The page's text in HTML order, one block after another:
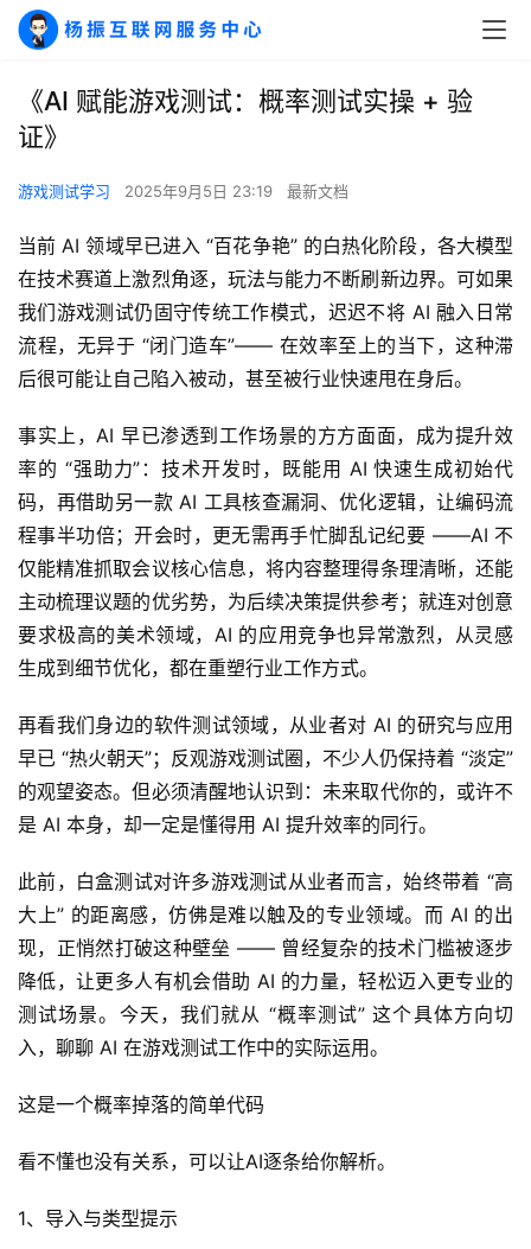
A
实
群
运
《AI 赋能游戏测试：概率测试实操 + 验
证》
游戏测试学习 2025年9月5日 23:19 最新文档
当前 AI 领域早已进入 “百花争艳” 的白热化阶段，各大模型
在技术赛道上激烈角逐，玩法与能力不断刷新边界。可如果
我们游戏测试仍固守传统工作模式，迟迟不将 AI 融入日常
流程，无异于 “闭门造车”—— 在效率至上的当下，这种滞
后很可能让自己陷入被动，甚至被行业快速甩在身后。
事实上，AI 早已渗透到工作场景的方方面面，成为提升效
率的 “强助力”：技术开发时，既能用 AI 快速生成初始代
码，再借助另一款 AI 工具核查漏洞、优化逻辑，让编码流
程事半功倍；开会时，更无需再手忙脚乱记纪要 ——AI 不
仅能精准抓取会议核心信息，将内容整理得条理清晰，还能
主动梳理议题的优劣势，为后续决策提供参考；就连对创意
要求极高的美术领域，AI 的应用竞争也异常激烈，从灵感
生成到细节优化，都在重塑行业工作方式。
再看我们身边的软件测试领域，从业者对 AI 的研究与应用
早已 “热火朝天”；反观游戏测试圈，不少人仍保持着 “淡定”
的观望姿态。但必须清醒地认识到：未来取代你的，或许不
是 AI 本身，却一定是懂得用 AI 提升效率的同行。
此前，白盒测试对许多游戏测试从业者而言，始终带着 “高
大上” 的距离感，仿佛是难以触及的专业领域。而 AI 的出
现，正悄然打破这种壁垒 —— 曾经复杂的技术门槛被逐步
降低，让更多人有机会借助 AI 的力量，轻松迈入更专业的
测试场景。今天，我们就从 “概率测试” 这个具体方向切
入，聊聊 AI 在游戏测试工作中的实际运用。
这是一个概率掉落的简单代码
看不懂也没有关系，可以让AI逐条给你解析。
1、导入与类型提示